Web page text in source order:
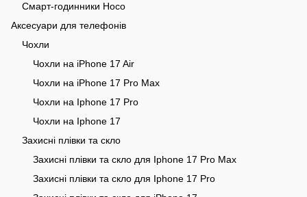
Смарт-годинники Hoco
Аксесуари для телефонів
Чохли
Чохли на iPhone 17 Air
Чохли на iPhone 17 Pro Max
Чохли на Iphone 17 Pro
Чохли на Iphone 17
Захисні плівки та скло
Захисні плівки та скло для Iphone 17 Pro Max
Захисні плівки та скло для Iphone 17 Pro